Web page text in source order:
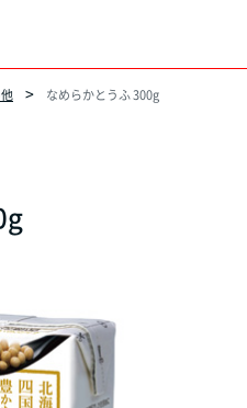
なめらかとうふ 300g